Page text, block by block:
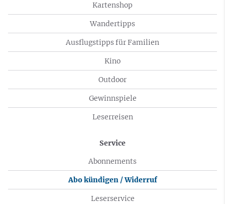
Kartenshop
Wandertipps
Ausflugstipps für Familien
Kino
Outdoor
Gewinnspiele
Leserreisen
Service
Abonnements
Abo kündigen / Widerruf
Leserservice